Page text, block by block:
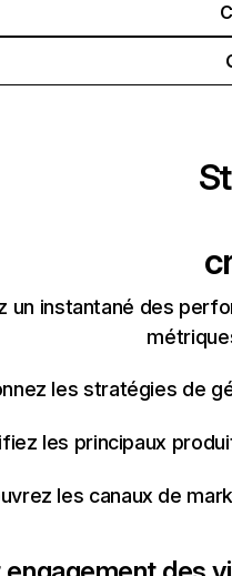
un instantané des
les stratégies de
les principaux
les canaux de